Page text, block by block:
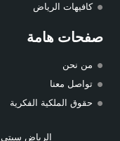
كافيهات الرياض
صفحات هامة
من نحن
تواصل معنا
حقوق الملكية الفكرية
الرياض سيتي